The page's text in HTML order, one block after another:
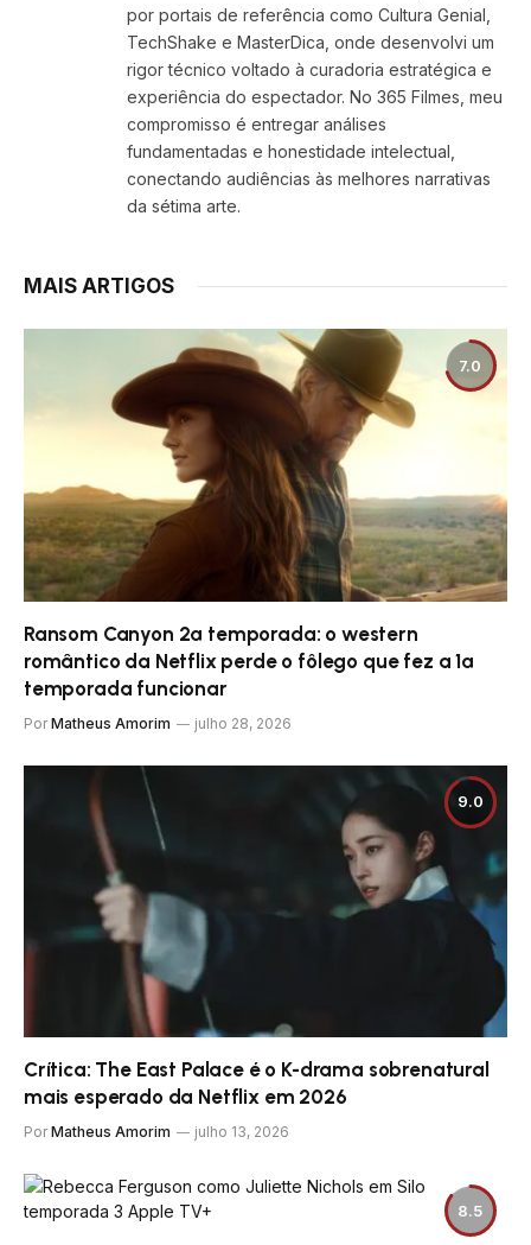
por portais de referência como Cultura Genial,
TechShake e MasterDica, onde desenvolvi um
rigor técnico voltado à curadoria estratégica e
experiência do espectador. No 365 Filmes, meu
compromisso é entregar análises
fundamentadas e honestidade intelectual,
conectando audiências às melhores narrativas
da sétima arte.
MAIS ARTIGOS
7.0
Ransom Canyon 2ª temporada: o western
romântico da Netflix perde o fôlego que fez a 1ª
temporada funcionar
Por Matheus Amorim julho 28, 2026
9.0
Crítica: The East Palace é o K-drama sobrenatural
mais esperado da Netflix em 2026
Por Matheus Amorim julho 13, 2026
8.5